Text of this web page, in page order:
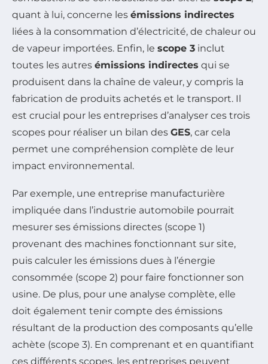
quant à lui, concerne les émissions indirectes
liées à la consommation d’électricité, de chaleur ou
de vapeur importées. Enfin, le scope 3 inclut
toutes les autres émissions indirectes qui se
produisent dans la chaîne de valeur, y compris la
fabrication de produits achetés et le transport. Il
est crucial pour les entreprises d’analyser ces trois
scopes pour réaliser un bilan des GES, car cela
permet une compréhension complète de leur
impact environnemental.
Par exemple, une entreprise manufacturière
impliquée dans l’industrie automobile pourrait
mesurer ses émissions directes (scope 1)
provenant des machines fonctionnant sur site,
puis calculer les émissions dues à l’énergie
consommée (scope 2) pour faire fonctionner son
usine. De plus, pour une analyse complète, elle
doit également tenir compte des émissions
résultant de la production des composants qu’elle
achète (scope 3). En comprenant et en quantifiant
ces différents scopes, les entreprises peuvent